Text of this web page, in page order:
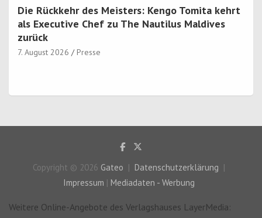
Die Rückkehr des Meisters: Kengo Tomita kehrt
als Executive Chef zu The Nautilus Maldives
zurück
7. August 2026 Presse
Copyright © 2026 Gateo
Datenschutzerklärung
Impressum | Mediadaten - Werbung
Weitere Online-Angebote des Verlagshauses LayerMedia: